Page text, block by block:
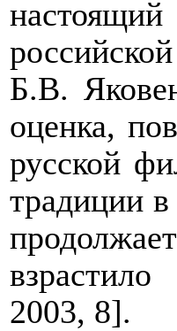
Б.В.
оценка,
русской
традиции
2003, 8].